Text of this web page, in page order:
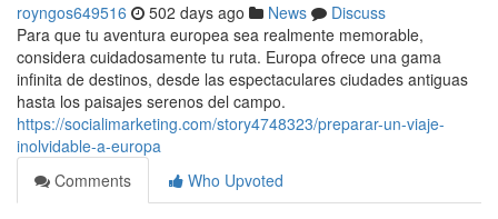
royngos649516 502 days ago News
Discuss
Para que tu aventura europea sea realmente memorable,
considera cuidadosamente tu ruta. Europa ofrece una gama
infinita de destinos, desde las espectaculares ciudades antiguas
hasta los paisajes serenos del campo.
https://socialimarketing.com/story4748323/preparar-un-viaje-
inolvidable-a-europa
Comments
Who Upvoted